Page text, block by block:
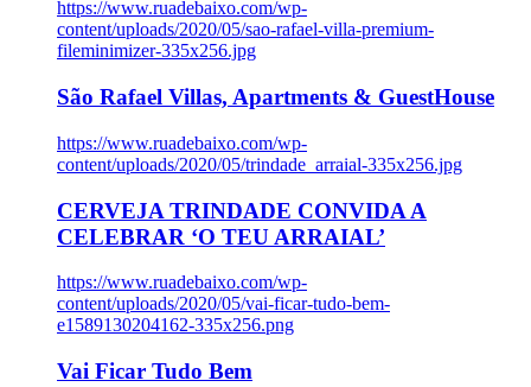
https://www.ruadebaixo.com/wp-
content/uploads/2020/05/sao-rafael-villa-premium-
fileminimizer-335x256.jpg
São Rafael Villas, Apartments & GuestHouse
https://www.ruadebaixo.com/wp-
content/uploads/2020/05/trindade_arraial-335x256.jpg
CERVEJA TRINDADE CONVIDA A
CELEBRAR ‘O TEU ARRAIAL’
https://www.ruadebaixo.com/wp-
content/uploads/2020/05/vai-ficar-tudo-bem-
e1589130204162-335x256.png
Vai Ficar Tudo Bem